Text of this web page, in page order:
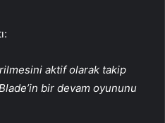
aktif olarak takip
bir devam oyununu